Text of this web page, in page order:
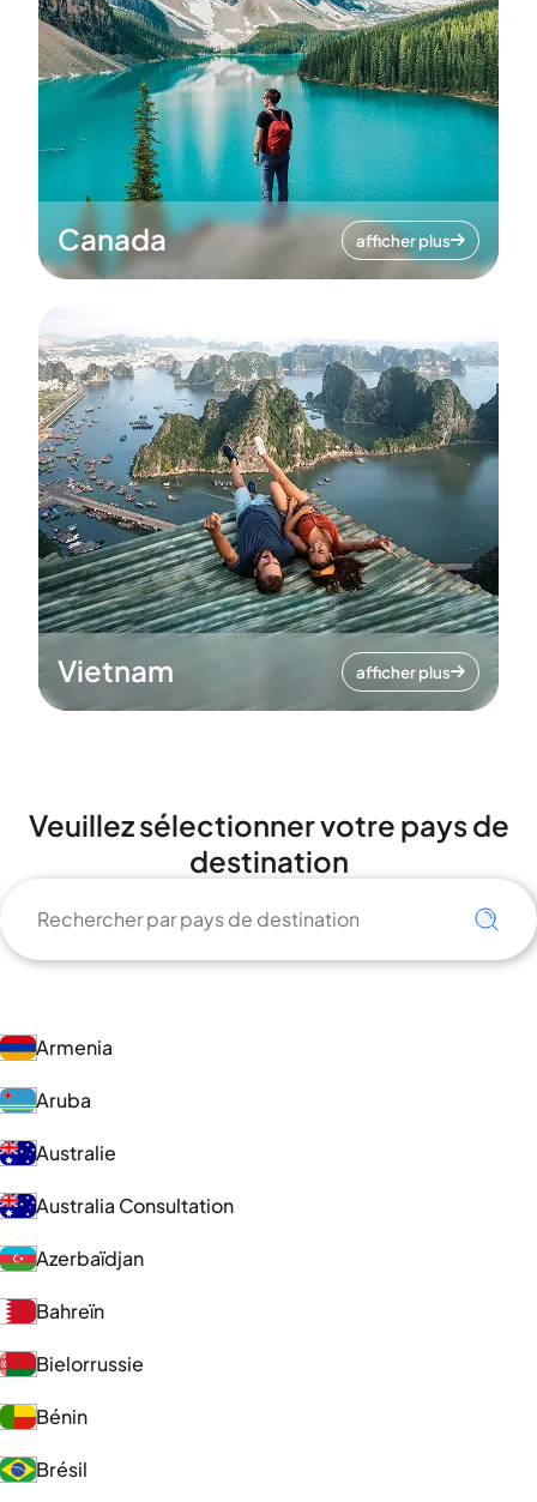
Canada afficher plus
Vietnam afficher plus
Veuillez sélectionner votre pays de
destination
Armenia
Aruba
Australie
Australia Consultation
Azerbaïdjan
Bahreïn
Bielorrussie
Bénin
Brésil